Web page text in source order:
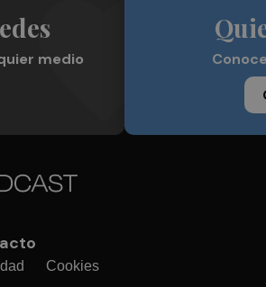
medio
Cookies